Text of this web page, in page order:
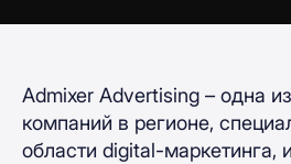
Admixer Advertising – одна
компаний в регионе,
области digital-